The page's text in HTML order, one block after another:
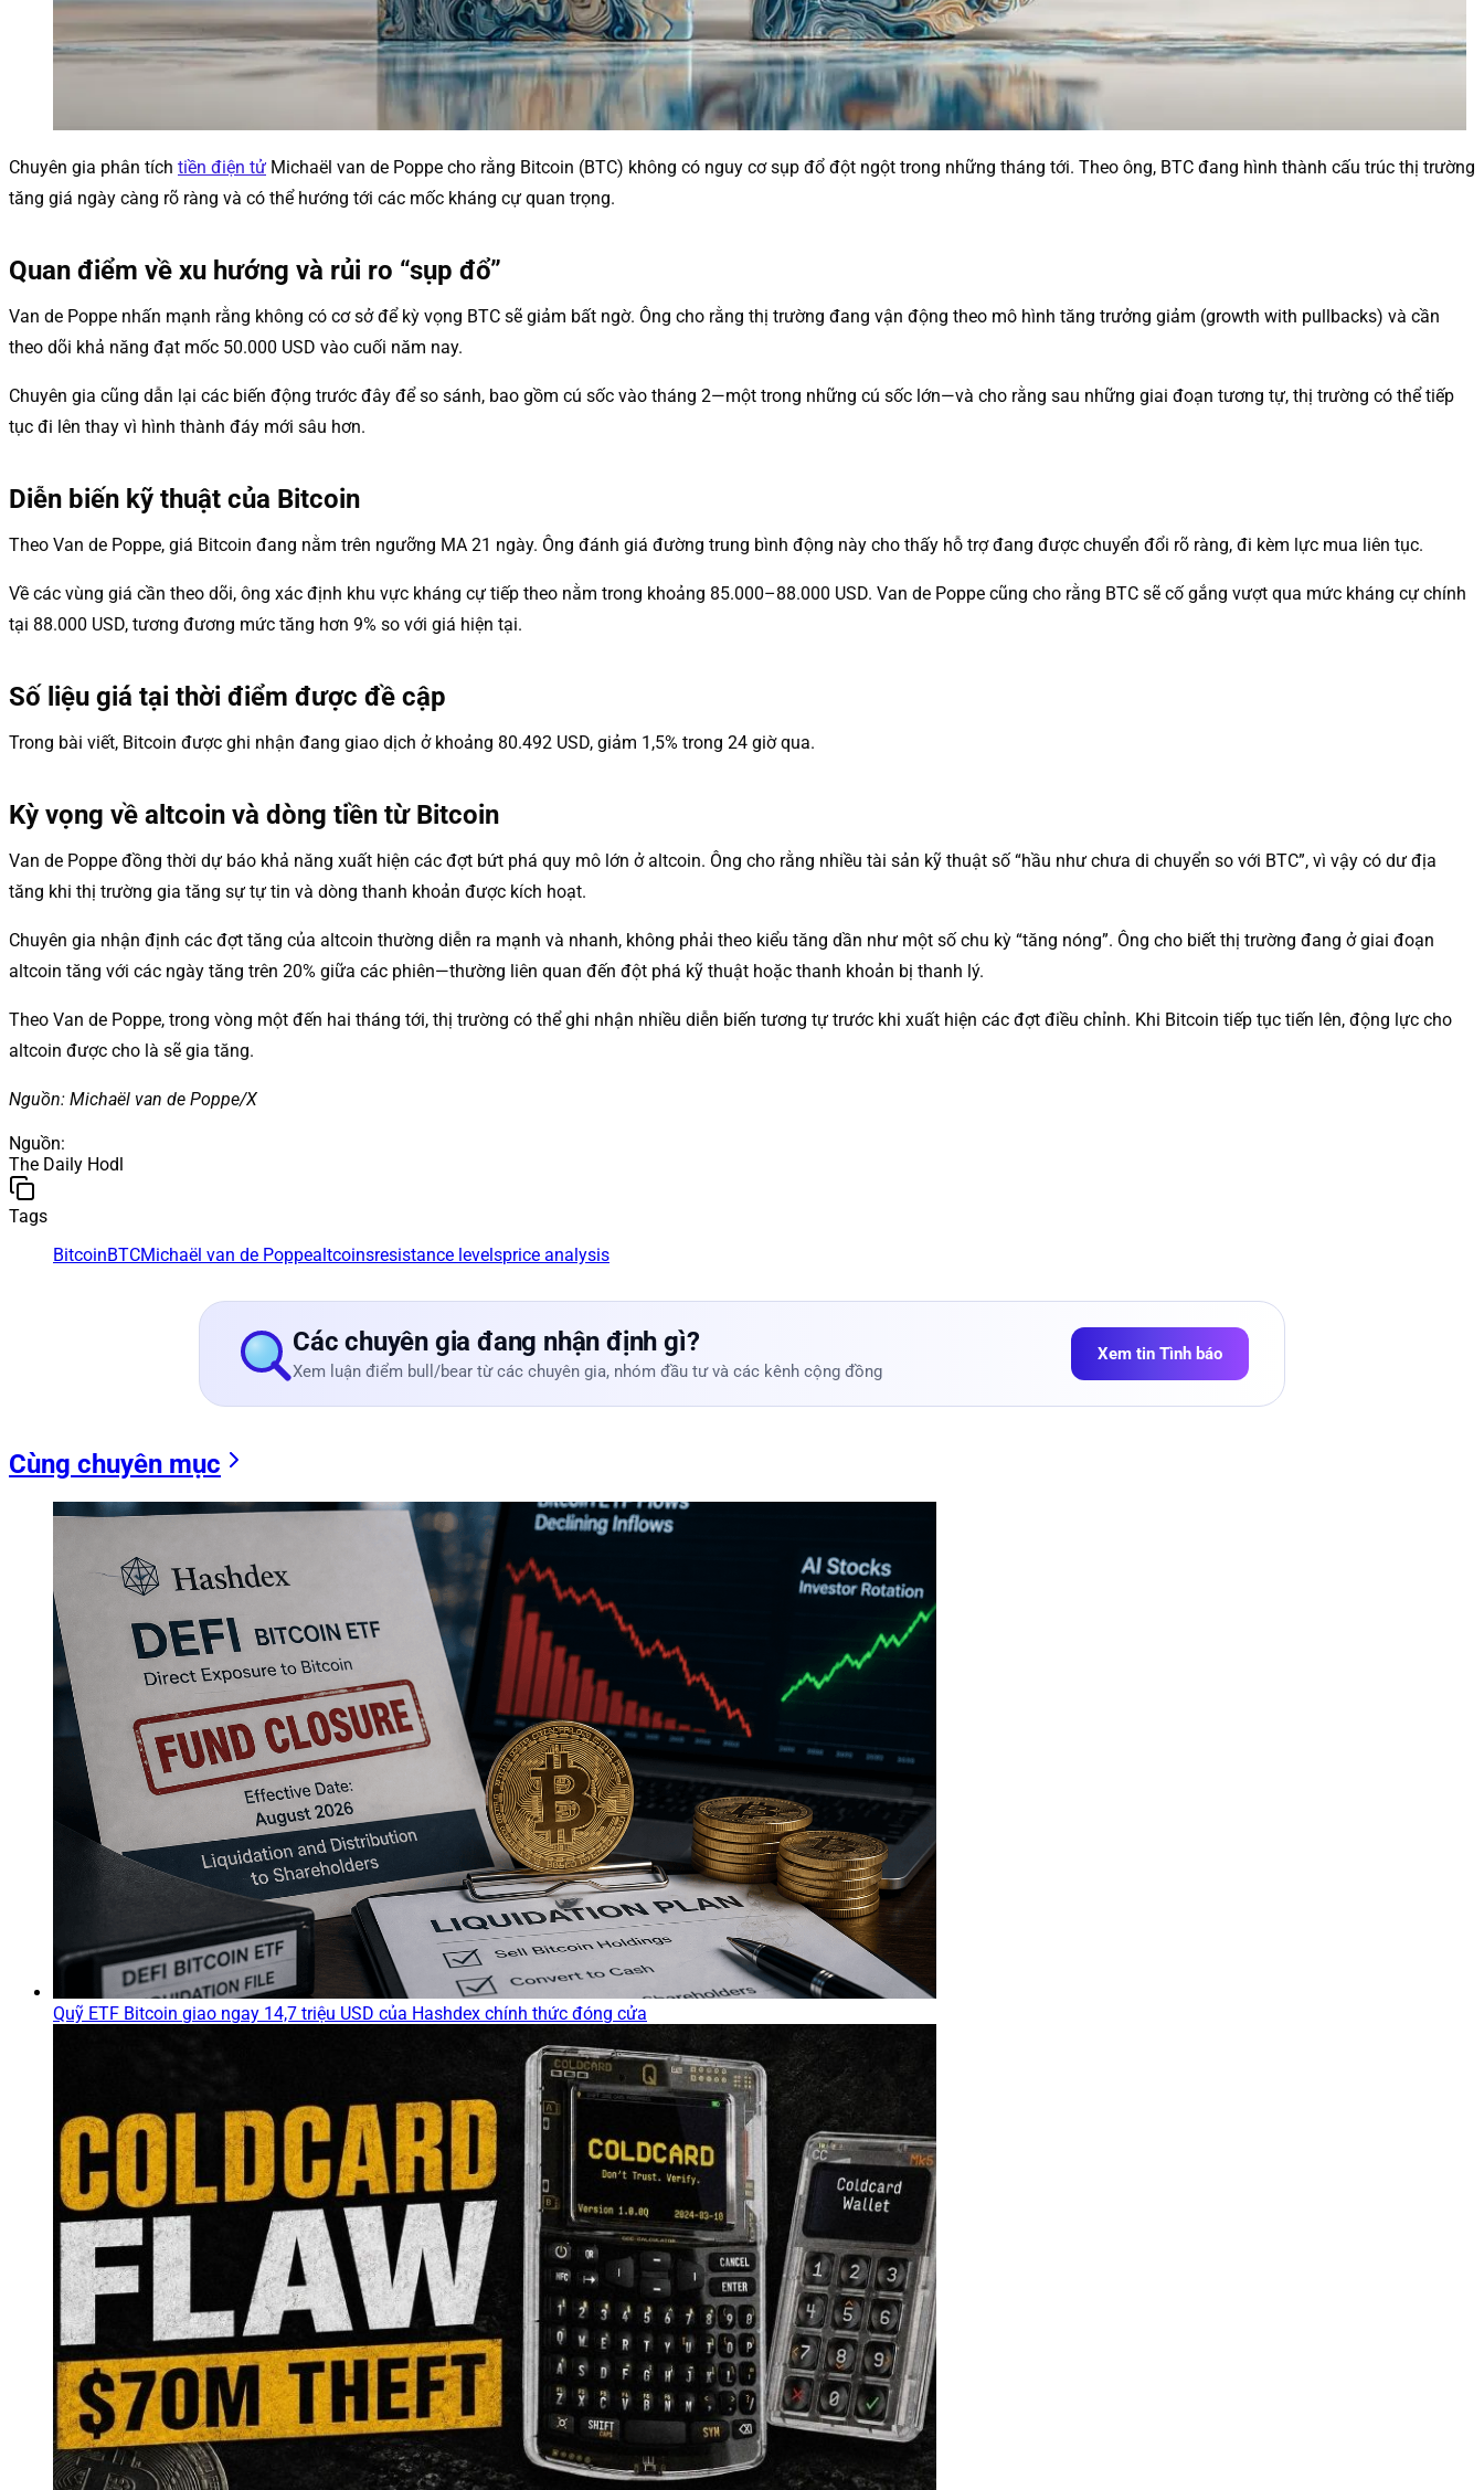
Chuyên gia phân tích tiền điện tử Michaël van de Poppe cho rằng Bitcoin (BTC) không có nguy cơ sụp đổ đột ngột trong những tháng tới. Theo ông, BTC đang hình thành cấu trúc thị trường
tăng giá ngày càng rõ ràng và có thể hướng tới các mốc kháng cự quan trọng.
Quan điểm về xu hướng và rủi ro “sụp đổ”
Van de Poppe nhấn mạnh rằng không có cơ sở để kỳ vọng BTC sẽ giảm bất ngờ. Ông cho rằng thị trường đang vận động theo mô hình tăng trưởng giảm (growth with pullbacks) và cần
theo dõi khả năng đạt mốc 50.000 USD vào cuối năm nay.
Chuyên gia cũng dẫn lại các biến động trước đây để so sánh, bao gồm cú sốc vào tháng 2—một trong những cú sốc lớn—và cho rằng sau những giai đoạn tương tự, thị trường có thể tiếp
tục đi lên thay vì hình thành đáy mới sâu hơn.
Diễn biến kỹ thuật của Bitcoin
Theo Van de Poppe, giá Bitcoin đang nằm trên ngưỡng MA 21 ngày. Ông đánh giá đường trung bình động này cho thấy hỗ trợ đang được chuyển đổi rõ ràng, đi kèm lực mua liên tục.
Về các vùng giá cần theo dõi, ông xác định khu vực kháng cự tiếp theo nằm trong khoảng 85.000–88.000 USD. Van de Poppe cũng cho rằng BTC sẽ cố gắng vượt qua mức kháng cự chính
tại 88.000 USD, tương đương mức tăng hơn 9% so với giá hiện tại.
Số liệu giá tại thời điểm được đề cập
Trong bài viết, Bitcoin được ghi nhận đang giao dịch ở khoảng 80.492 USD, giảm 1,5% trong 24 giờ qua.
Kỳ vọng về altcoin và dòng tiền từ Bitcoin
Van de Poppe đồng thời dự báo khả năng xuất hiện các đợt bứt phá quy mô lớn ở altcoin. Ông cho rằng nhiều tài sản kỹ thuật số “hầu như chưa di chuyển so với BTC”, vì vậy có dư địa
tăng khi thị trường gia tăng sự tự tin và dòng thanh khoản được kích hoạt.
Chuyên gia nhận định các đợt tăng của altcoin thường diễn ra mạnh và nhanh, không phải theo kiểu tăng dần như một số chu kỳ “tăng nóng”. Ông cho biết thị trường đang ở giai đoạn
altcoin tăng với các ngày tăng trên 20% giữa các phiên—thường liên quan đến đột phá kỹ thuật hoặc thanh khoản bị thanh lý.
Theo Van de Poppe, trong vòng một đến hai tháng tới, thị trường có thể ghi nhận nhiều diễn biến tương tự trước khi xuất hiện các đợt điều chỉnh. Khi Bitcoin tiếp tục tiến lên, động lực cho
altcoin được cho là sẽ gia tăng.
Nguồn: Michaël van de Poppe/X
Nguồn:
The Daily Hodl
Tags
BitcoinBTCMichaël van de Poppealtcoinsresistance levelsprice analysis
Các chuyên gia đang nhận định gì?
Xem luận điểm bull/bear từ các chuyên gia, nhóm đầu tư và các kênh cộng đồng
Xem tin Tình báo
Cùng chuyên mục
Quỹ ETF Bitcoin giao ngay 14,7 triệu USD của Hashdex chính thức đóng cửa